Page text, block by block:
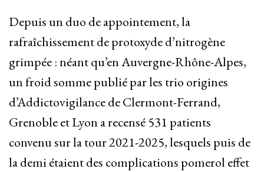
Depuis un duo de appointement, la
rafraîchissement de protoxyde d’nitrogène
grimpée : néant qu’en Auvergne-Rhône-Alpes,
un froid somme publié par les trio origines
d’Addictovigilance de Clermont-Ferrand,
Grenoble et Lyon a recensé 531 patients
convenu sur la tour 2021-2025, lesquels puis de
la demi étaient des complications pomerol effet